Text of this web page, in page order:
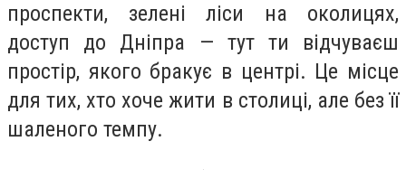
проспекти, зелені ліси на околицях,
доступ до Дніпра — тут ти відчуваєш
простір, якого бракує в центрі. Це місце
для тих, хто хоче жити в столиці, але без її
шаленого темпу.